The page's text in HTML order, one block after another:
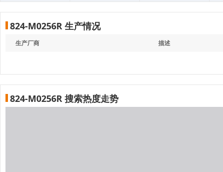
824-M0256R 生产情况
生产厂商 描述
824-M0256R 搜索热度走势